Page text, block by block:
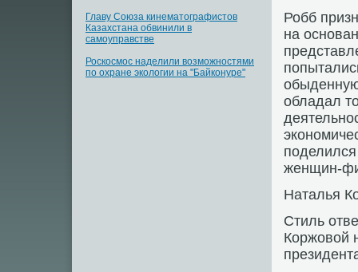
Главу Союза кинематографистов
Казахстана обвинили в
самоуправстве
Роскосмос наделили возможностями
по охране экологии на "Байконуре"
Робб
на
обладал
женщин-
Наталья
Стиль
Коржовой